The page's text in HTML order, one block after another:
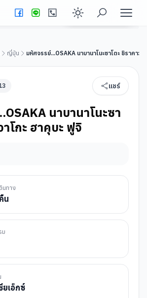
Enable dark
มหัศจรรย์...OSAKA นาบานาโนะซาโตะ ชิราคาวาโกะ ฮาคุบะ ฟูจิ
ดูรายละเอียดทัวร์
ญี่ปุ่น มหัศจรรย์...OSAKA นาบานาโนะซาโตะ ชิราคาวา
แชร์
นาบานาโนะซา
าโกะ ฮาคุบะ ฟูจิ
นทาง
คืน
ม
ยเอ็กซ์